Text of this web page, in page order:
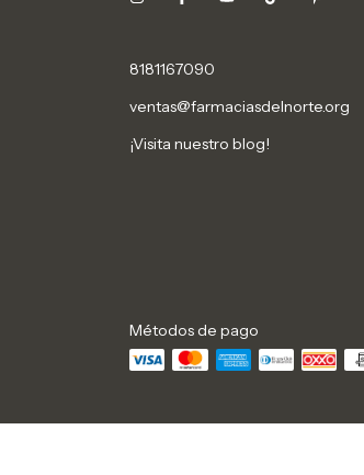
8181167090
ventas@farmaciasdelnorte.org
¡Visita nuestro blog!
Métodos de pago